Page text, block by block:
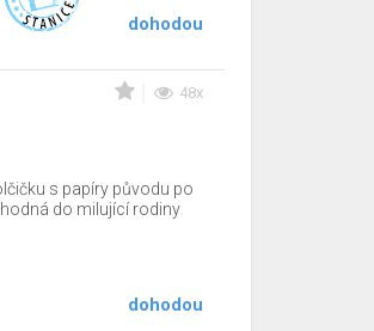
dohodou
48x
s papíry původu po
do milující rodiny
dohodou